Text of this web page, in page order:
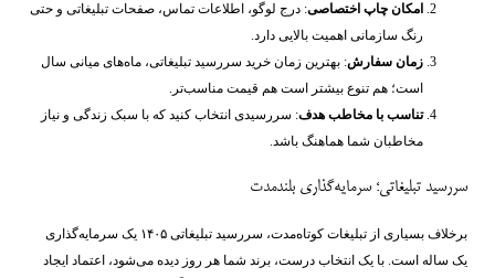
امکان چاپ اختصاصی: درج لوگو، اطلاعات تماس، صفحات تبلیغاتی و حتی
رنگ سازمانی اهمیت بالایی دارد.
زمان سفارش: بهترین زمان خرید سررسید تبلیغاتی، ماه‌های میانی سال
است؛ هم تنوع بیشتر است هم قیمت مناسب‌تر.
تناسب با مخاطب هدف: سررسیدی انتخاب کنید که با سبک زندگی و نیاز
مخاطبان شما هماهنگ باشد.
سررسید تبلیغاتی؛ سرمایه‌گذاری بلندمدت
برخلاف بسیاری از تبلیغات کوتاه‌مدت، سررسید تبلیغاتی ۱۴۰۵ یک سرمایه‌گذاری
یک‌ ساله است. با یک انتخاب درست، برند شما هر روز دیده می‌شود، اعتماد ایجاد